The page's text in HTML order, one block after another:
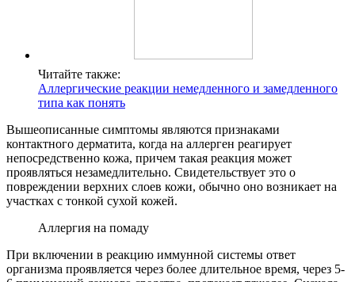
Читайте также:
Аллергические реакции немедленного и замедленного
типа как понять
Вышеописанные симптомы являются признаками
контактного дерматита, когда на аллерген реагирует
непосредственно кожа, причем такая реакция может
проявляться незамедлительно. Свидетельствует это о
повреждении верхних слоев кожи, обычно оно возникает на
участках с тонкой сухой кожей.
Аллергия на помаду
При включении в реакцию иммунной системы ответ
организма проявляется через более длительное время, через 5-